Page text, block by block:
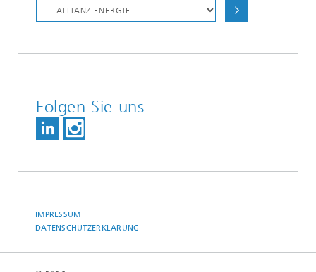
Folgen Sie uns
IMPRESSUM
DATENSCHUTZERKLÄRUNG